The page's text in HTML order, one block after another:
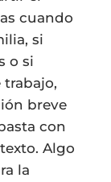
cuando
si
o si
trabajo,
breve
con
Algo
la